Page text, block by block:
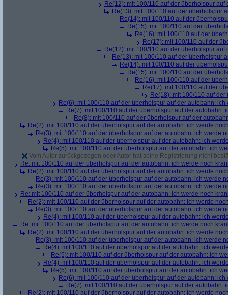
Re(12): mit 100/110 auf der überholspur
Re(13): mit 100/110 auf der überholspur
Re(14): mit 100/110 auf der
Re(15): mit 100/110 auf der
Re(16): mit 100/110 auf der
Re(17): mit 100/110 auf der
Re(12): mit 100/110 auf der überholspur
Re(13): mit 100/110 auf der überholspur
Re(14): mit 100/110 auf der
Re(15): mit 100/110 auf der
Re(16): mit 100/110 auf der
Re(17): mit 100/110 auf der
Re(18): mit 100/110 auf
Re(6): mit 100/110 auf der überholspur auf der autobahn:
Re(7): mit 100/110 auf der überholspur auf der autobahn:
Re(8): mit 100/110 auf der überholspur auf der
Re(2): mit 100/110 auf der überholspur auf der autobahn: ich werde
Re(3): mit 100/110 auf der überholspur auf der autobahn: ich werde
Re(4): mit 100/110 auf der überholspur auf der autobahn: ich
Re(5): mit 100/110 auf der überholspur auf der autobahn: ich
Vom Autor zurückgezogen oder Autor hat seine Registrierung nicht
Re: mit 100/110 auf der überholspur auf der autobahn: ich werde noch
Re(2): mit 100/110 auf der überholspur auf der autobahn: ich werde
Re(3): mit 100/110 auf der überholspur auf der autobahn: ich werde
Re(3): mit 100/110 auf der überholspur auf der autobahn: ich werde
Re: mit 100/110 auf der überholspur auf der autobahn: ich werde noch
Re(2): mit 100/110 auf der überholspur auf der autobahn: ich werde
Re(3): mit 100/110 auf der überholspur auf der autobahn: ich werde
Re(4): mit 100/110 auf der überholspur auf der autobahn: ich
Re: mit 100/110 auf der überholspur auf der autobahn: ich werde noch
Re(2): mit 100/110 auf der überholspur auf der autobahn: ich werde
Re(3): mit 100/110 auf der überholspur auf der autobahn: ich werde
Re(4): mit 100/110 auf der überholspur auf der autobahn: ich
Re(5): mit 100/110 auf der überholspur auf der autobahn: ich
Re(4): mit 100/110 auf der überholspur auf der autobahn: ich
Re(5): mit 100/110 auf der überholspur auf der autobahn: ich
Re(6): mit 100/110 auf der überholspur auf der autobahn:
Re(7): mit 100/110 auf der überholspur auf der autobahn:
Re(2): mit 100/110 auf der überholspur auf der autobahn: ich werde